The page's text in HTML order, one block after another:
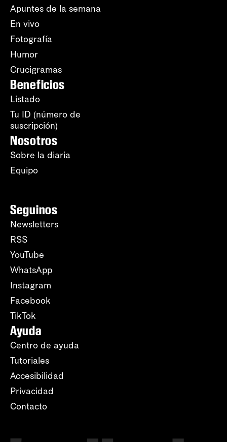
Apuntes de la semana
En vivo
Fotografía
Humor
Crucigramas
Beneficios
Listado
Tu ID (número de
suscripción)
Nosotros
Sobre la diaria
Equipo
Seguinos
Newsletters
RSS
YouTube
WhatsApp
Instagram
Facebook
TikTok
Ayuda
Centro de ayuda
Tutoriales
Accesibilidad
Privacidad
Contacto